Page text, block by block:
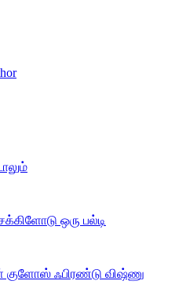
ஒரு பல்டி
குளோஸ் ஃபிரண்டு விஷ்ணு